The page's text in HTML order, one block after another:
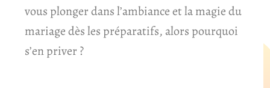
vous plonger dans l’ambiance et la magie du
mariage dès les préparatifs, alors pourquoi
s’en priver ?